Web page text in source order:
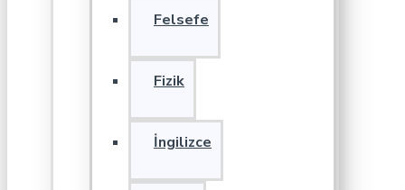
Felsefe
Fizik
İngilizce